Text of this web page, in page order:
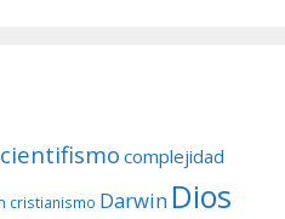
cientifismo complejidad
cristianismo Darwin Dios